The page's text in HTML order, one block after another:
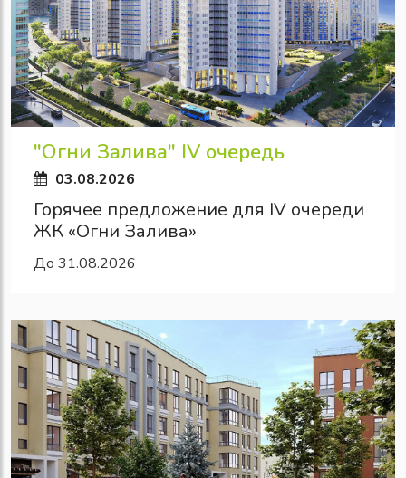
"Огни Залива" IV очередь
03.08.2026
Горячее предложение для IV очереди
ЖК «Огни Залива»
До 31.08.2026